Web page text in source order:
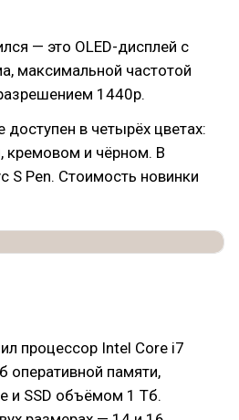
— это OLED-дисплей с
максимальной частотой
1440p.
доступен в четырёх цветах:
кремовом и чёрном. В
S Pen. Стоимость новинки
процессор Intel Core i7
оперативной памяти,
и SSD объёмом 1 Тб.